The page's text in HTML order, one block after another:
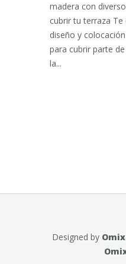
madera con
cubrir tu terraza
diseño y
para cubrir parte
la...
Designed by